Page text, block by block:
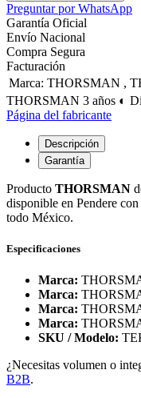
Preguntar por WhatsApp
Garantía Oficial
Envío Nacional
Compra Segura
Facturación
Marca: THORSMAN ,
THORSMAN 3 años ◐
Página del fabricante
Descripción
Garantía
Producto THORSMAN
disponible en Pendere
todo México.
Especificaciones
Marca:
Marca:
Marca:
Marca:
SKU / Modelo:
¿Necesitas volumen o
B2B.